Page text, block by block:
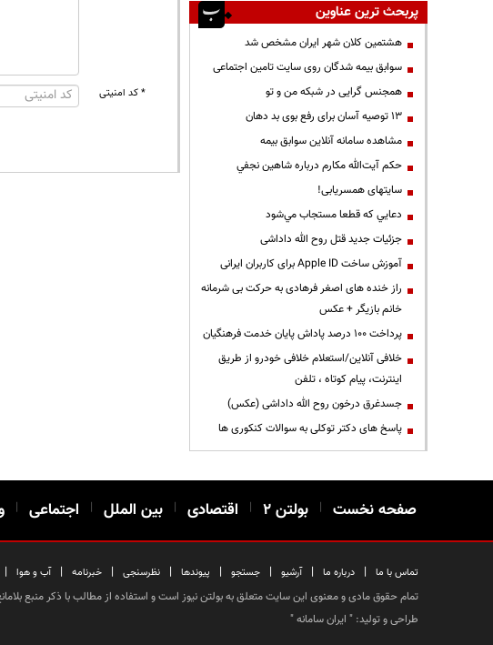
* کد امنیتی
پربحث ترین عناوین
هشتمین کلان شهر ایران مشخص شد
سوابق بیمه شدگان روی سایت تامین اجتماعی
همجنس گرایی در شبکه من و تو
13 توصیه آسان برای رفع بوی بد دهان
مشاهده سامانه آنلاين سوابق بیمه
حكم آيت‌الله مكارم درباره شاهين نجفي
سایتهای همسریابی!
دعايي كه قطعا مستجاب مي‌شود
جزئیات جدید قتل روح الله داداشی
آموزش ساخت Apple ID برای کاربران ایرانی
راز خنده های اصغر فرهادی به حرکت بی شرمانه
خانم بازیگر + عکس
پرداخت ۱۰۰ درصد پاداش پایان خدمت فرهنگیان
خلافی آنلاین/استعلام خلافی خودرو از طریق
اینترنت، پیام کوتاه ، تلفن
جسدغرق درخون روح الله داداشی (عکس)
پاسخ های دکتر توکلی به سوالات کنکوری ها
صفحه نخست | بولتن ۲ | اقتصادی | بین الملل | اجتماعی |
تماس با ما | درباره ما | آرشیو | جستجو | پیوندها | نظرسنجی | خبرنامه | آب و هوا |
تمام حقوق مادی و معنوی این سایت متعلق به بولتن نیوز است و استفاده از مطالب با ذکر منبع
طراحی و تولید: " ایران سامانه"